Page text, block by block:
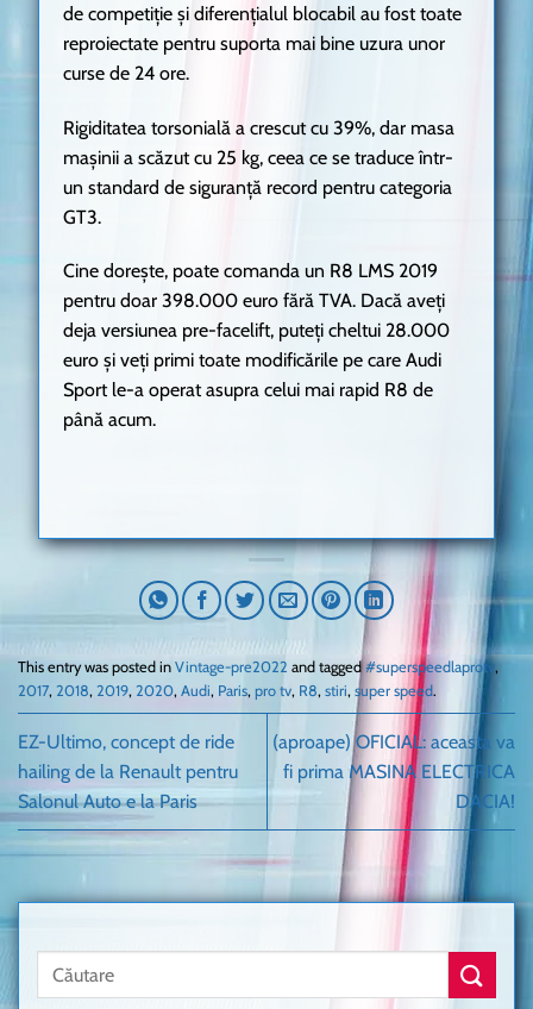
de competiție și diferențialul blocabil au fost toate
reproiectate pentru suporta mai bine uzura unor
curse de 24 ore.
Rigiditatea torsonială a crescut cu 39%, dar masa
mașinii a scăzut cu 25 kg, ceea ce se traduce într-
un standard de siguranță record pentru categoria
GT3.
Cine dorește, poate comanda un R8 LMS 2019
pentru doar 398.000 euro fără TVA. Dacă aveți
deja versiunea pre-facelift, puteți cheltui 28.000
euro și veți primi toate modificările pe care Audi
Sport le-a operat asupra celui mai rapid R8 de
până acum.
This entry was posted in Vintage-pre2022 and tagged #superspeedlaprotv,
2017, 2018, 2019, 2020, Audi, Paris, pro tv, R8, stiri, super speed.
EZ-Ultimo, concept de ride
hailing de la Renault pentru
Salonul Auto e la Paris
(aproape) OFICIAL: aceasta va
fi prima MASINA ELECTRICA
DACIA!